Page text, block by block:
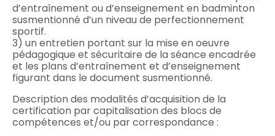
d’entraînement ou d’enseignement en badminton
susmentionné d’un niveau de perfectionnement
sportif.
3) un entretien portant sur la mise en oeuvre
pédagogique et sécuritaire de la séance encadrée
et les plans d’entraînement et d’enseignement
figurant dans le document susmentionné.
Description des modalités d’acquisition de la
certification par capitalisation des blocs de
compétences et/ou par correspondance :